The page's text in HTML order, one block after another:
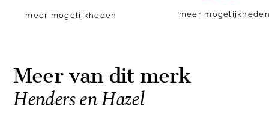
meer mogelijkheden meer
Meer van dit merk
Henders en Hazel